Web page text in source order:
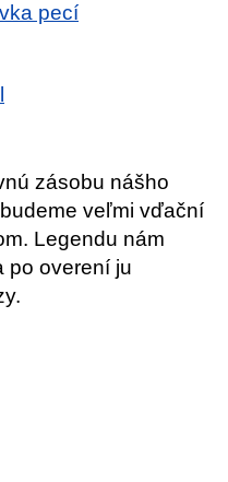
pecí
zásobu nášho
veľmi vďační
Legendu nám
po overení ju